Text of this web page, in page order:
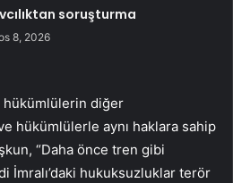
soruşturma
8, 2026
hükümlülerin diğer
hükümlülerle aynı haklara sahip
“Daha önce tren gibi
İmralı’daki hukuksuzluklar terör